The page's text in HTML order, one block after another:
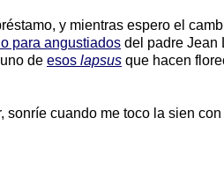
y mientras espero el
para angustiados del padre Jean
de esos lapsus que hacen
cuando me toco la sien